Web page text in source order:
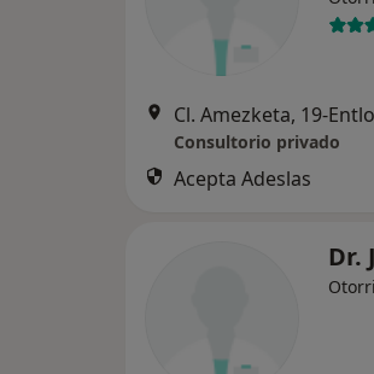
Consultorio privado
Acepta Adeslas
Dr.